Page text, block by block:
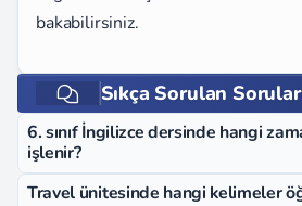
bakabilirsiniz.
Sıkça Sorulan Sorular
6. sınıf İngilizce dersinde hangi
işlenir?
Travel ünitesinde hangi kelimeler